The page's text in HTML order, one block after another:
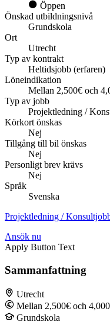
Öppen
Önskad utbildningsnivå
Grundskola
Ort
Utrecht
Typ av kontrakt
Heltidsjobb (erfaren)
Löneindikation
Mellan 2,500€ och
Typ av jobb
Projektledning /
Körkort önskas
Nej
Tillgång till bil önskas
Nej
Personligt brev krävs
Nej
Språk
Svenska
Projektledning /
Ansök nu
Apply Button Text
Sammanfattning
Utrecht
Mellan 2,500€ och
Grundskola